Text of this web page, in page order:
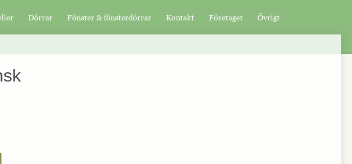
Dörrar Fönster & fönsterdörrar Kontakt Företaget Övrigt